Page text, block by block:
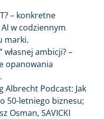
– konkretne
w codziennym
marki.
własnej ambicji? –
opanowania
Albrecht Podcast: Jak
50-letniego biznesu;
Osman, SAVICKI